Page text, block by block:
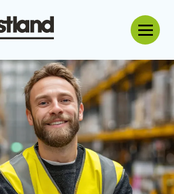
MBO Westland